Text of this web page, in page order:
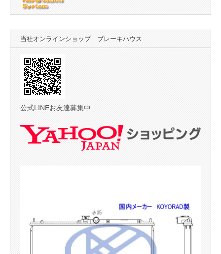
当社オンラインショップ ブレーキハウス
公式LINEお友達募集中